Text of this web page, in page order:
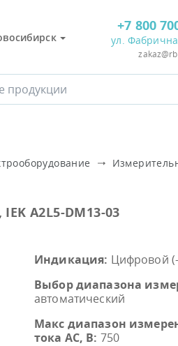
+7 800
ул.
A2L5-DM13-03
Индикация: Цифровой
Выбор диапазона
автоматический
Макс диапазон
тока AC, В: 750